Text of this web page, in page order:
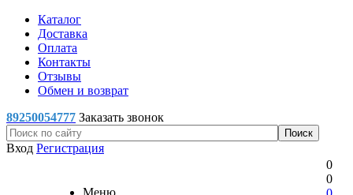
Каталог
Доставка
Оплата
Контакты
Отзывы
Обмен и возврат
89250054777 Заказать звонок
Вход Регистрация
Меню
0
0